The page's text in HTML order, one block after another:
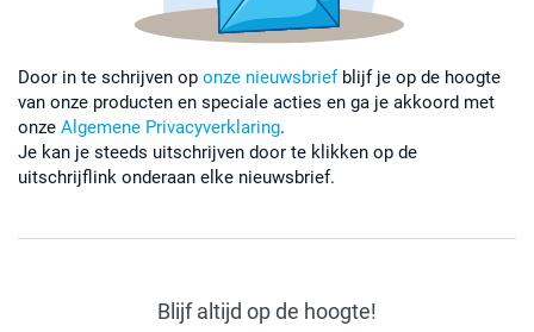
Door in te schrijven op onze nieuwsbrief blijf je op de hoogte
van onze producten en speciale acties en ga je akkoord met
onze Algemene Privacyverklaring.
Je kan je steeds uitschrijven door te klikken op de
uitschrijflink onderaan elke nieuwsbrief.
Blijf altijd op de hoogte!